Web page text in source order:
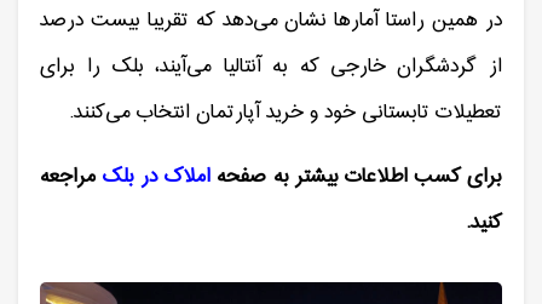
در همین راستا آمارها نشان می‌دهد که تقریبا بیست درصد
از گردشگران خارجی که به آنتالیا می‌آیند، بلک را برای
تعطیلات تابستانی خود و خرید آپارتمان انتخاب می‌کنند.
برای کسب اطلاعات بیشتر به صفحه املاک در بلک مراجعه
کنید.